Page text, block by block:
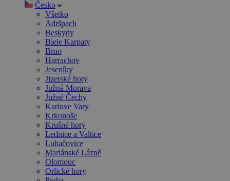
Česko
Všetko
Adršpach
Beskydy
Biele Karpaty
Brno
Harrachov
Jeseníky
Jizerské hory
Južná Morava
Južné Čechy
Karlove Vary
Krkonoše
Krušné hory
Lednice a Valtice
Luhačovice
Mariánské Lázně
Olomouc
Orlické hory